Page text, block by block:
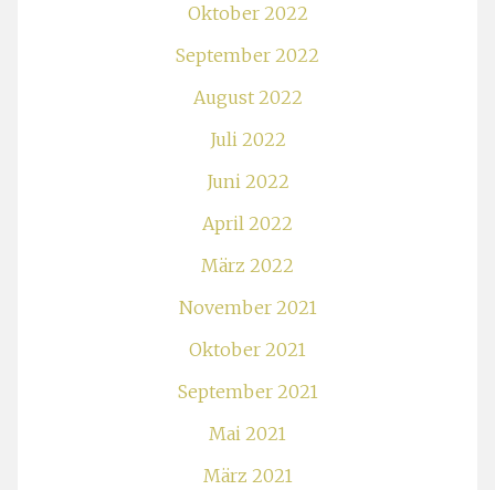
Oktober 2022
September 2022
August 2022
Juli 2022
Juni 2022
April 2022
März 2022
November 2021
Oktober 2021
September 2021
Mai 2021
März 2021